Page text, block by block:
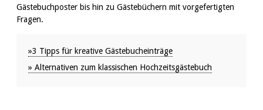
Gästebuchposter bis hin zu Gästebüchern mit vorgefertigten
Fragen.
»3 Tipps für kreative Gästebucheinträge
» Alternativen zum klassischen Hochzeitsgästebuch